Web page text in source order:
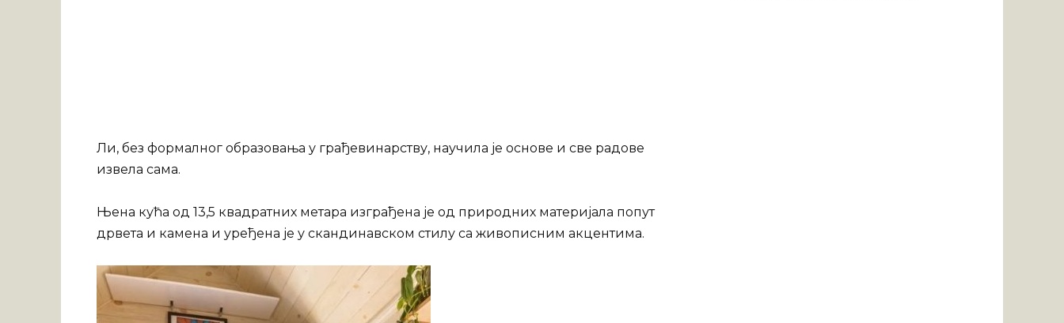
Ли, без формалног образовања у грађевинарству, научила је основе и све радове
извела сама.
Њена кућа од 13,5 квадратних метара изграђена је од природних материјала попут
дрвета и камена и уређена је у скандинавском стилу са живописним акцентима.